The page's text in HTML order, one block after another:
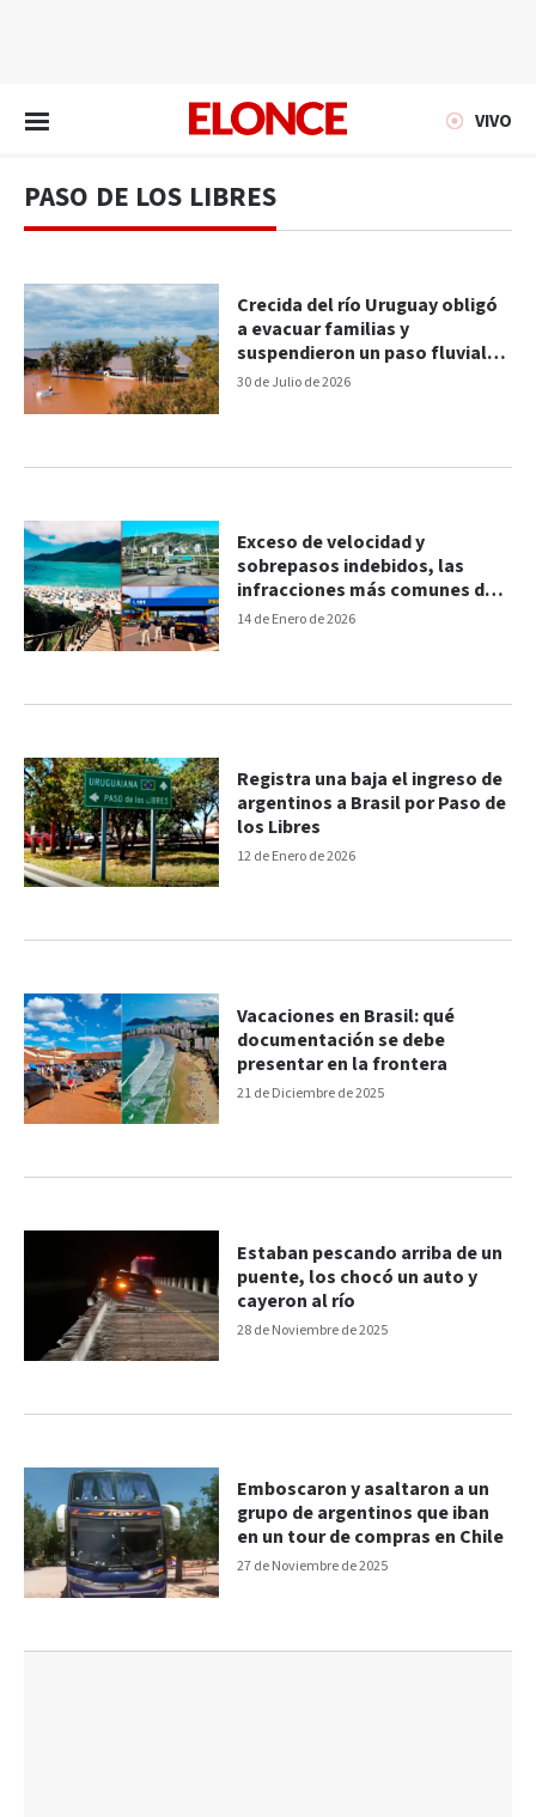
VIVO
PASO DE LOS LIBRES
30 de Julio de 2026
Crecida del río Uruguay obligó
a evacuar familias y
suspendieron un paso fluvial
en Corrientes
14 de Enero de 2026
Exceso de velocidad y
sobrepasos indebidos, las
infracciones más comunes de
argentinos en rutas de Brasil
12 de Enero de 2026
Registra una baja el ingreso de
argentinos a Brasil por Paso de
los Libres
21 de Diciembre de 2025
Vacaciones en Brasil: qué
documentación se debe
presentar en la frontera
28 de Noviembre de 2025
Estaban pescando arriba de un
puente, los chocó un auto y
cayeron al río
27 de Noviembre de 2025
Emboscaron y asaltaron a un
grupo de argentinos que iban
en un tour de compras en Chile